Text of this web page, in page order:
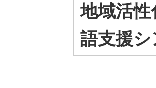
地域活
語支援